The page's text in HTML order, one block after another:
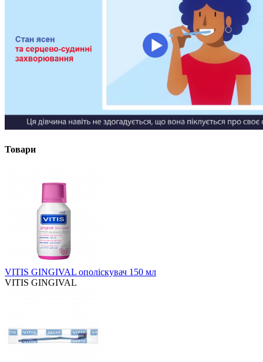
Товари
VITIS GINGIVAL ополіскувач 150 мл
VITIS GINGIVAL